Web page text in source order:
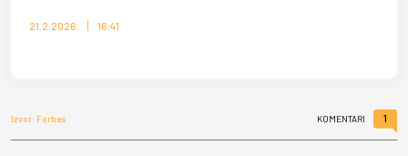
21.2.2026. 16:41
Izvor: Forbes KOMENTARI 1